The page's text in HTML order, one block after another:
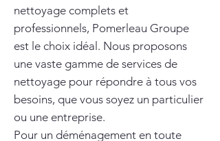
nettoyage complets et
professionnels, Pomerleau Groupe
est le choix idéal. Nous proposons
une vaste gamme de services de
nettoyage pour répondre à tous vos
besoins, que vous soyez un particulier
ou une entreprise.
Pour un déménagement en toute